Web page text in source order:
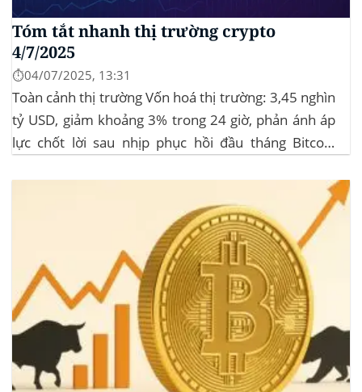
Tóm tắt nhanh thị trường crypto
4/7/2025
⏱️04/07/2025, 13:31
Toàn cảnh thị trường Vốn hoá thị trường: 3,45 nghìn
tỷ USD, giảm khoảng 3% trong 24 giờ, phản ánh áp
lực chốt lời sau nhịp phục hồi đầu tháng‍ Bitcoin